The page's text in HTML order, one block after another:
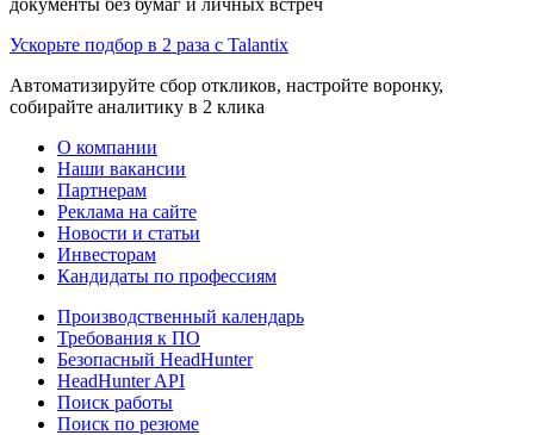
Ускорьте подбор в 2 раза с Talantix
Автоматизируйте сбор откликов, настройте воронку,
собирайте аналитику в 2 клика
О компании
Наши вакансии
Партнерам
Реклама на сайте
Новости и статьи
Инвесторам
Кандидаты по профессиям
Производственный календарь
Требования к ПО
Безопасный HeadHunter
HeadHunter API
Поиск работы
Поиск по резюме